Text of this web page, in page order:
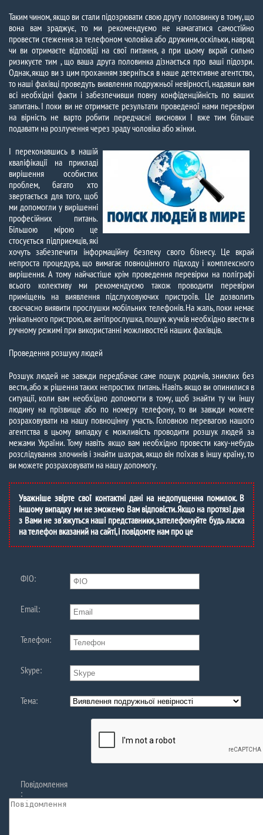
Таким чином, якщо ви стали підозрювати свою другу половинку в тому, що
вона вам зраджує, то ми рекомендуємо не намагатися самостійно
провести стеження за телефоном чоловіка або дружини, оскільки, навряд
чи ви отримаєте відповіді на свої питання, а при цьому вкрай сильно
ризикуєте тим , що ваша друга половинка дізнається про ваші підозри.
Однак, якщо ви з цим проханням зверніться в наше детективне агентство,
то наші фахівці проведуть виявлення подружньої невірності, надавши вам
всі необхідні факти і забезпечивши повну конфіденційність по ваших
запитань. І поки ви не отримаєте результати проведеної нами перевірки
на вірність не варто робити передчасні висновки І вже тим більше
подавати на розлучення через зраду чоловіка або жінки.
І переконавшись в нашій
кваліфікації на прикладі
вирішення особистих
проблем, багато хто
звертається для того, щоб
ми допомогли у вирішенні
професійних питань.
Більшою мірою це
стосується підприємців, які
хочуть забезпечити інформаційну безпеку свого бізнесу. Це вкрай
непроста процедура, що вимагає повноцінного підходу і комплексного
вирішення. А тому найчастіше крім проведення перевірки на поліграфі
всього колективу ми рекомендуємо також проводити перевірки
приміщень на виявлення підслуховуючих пристроїв. Це дозволить
своєчасно виявити прослушки мобільних телефонів. На жаль, поки немає
унікального пристрою, як антіпрослушка, пошук жучків необхідно ввести в
ручному режимі при використанні можливостей наших фахівців.
Проведення розшуку людей
Розшук людей не завжди передбачає саме пошук родичів, зниклих без
вести, або ж рішення таких непростих питань. Навіть якщо ви опинилися в
ситуації, коли вам необхідно допомогти в тому, щоб знайти ту чи іншу
людину на прізвище або по номеру телефону, то ви завжди можете
розраховувати на нашу повноцінну участь. Головною перевагою нашого
агентства в цьому випадку є можливість проводити розшук людей за
межами України. Тому навіть якщо вам необхідно провести каку-небудь
розслідування злочинів і знайти шахрая, якщо він поїхав в іншу країну, то
ви можете розраховувати на нашу допомогу.
Уважніше звірте свої контактні дані на недопущення помилок. В
іншому випадку ми не зможемо Вам відповісти. Якщо на протязі дня
з Вами не зв'яжуться наші представники, зателефонуйте будь ласка
на телефон вказаний на сайті, і повідомте нам про це
ФIО:
Email:
Телефон:
Skype:
Тема:
Повідомлення
: